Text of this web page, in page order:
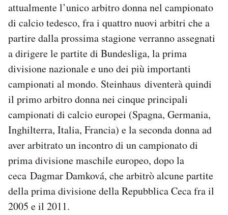
AREA PERSONALE
Area Personale
Newsletter
Notifiche mobile
Regala il Post
Hai bisogno di aiuto?
attualmente l’unico arbitro donna nel campionato
di calcio tedesco, fra i quattro nuovi arbitri che a
partire dalla prossima stagione verranno assegnati
a dirigere le partite di Bundesliga, la prima
divisione nazionale e uno dei più importanti
campionati al mondo. Steinhaus diventerà quindi
il primo arbitro donna nei cinque principali
campionati di calcio europei (Spagna, Germania,
Inghilterra, Italia, Francia) e la seconda donna ad
aver arbitrato un incontro di un campionato di
prima divisione maschile europeo, dopo la
ceca Dagmar Damková, che arbitrò alcune partite
della prima divisione della Repubblica Ceca fra il
2005 e il 2011.